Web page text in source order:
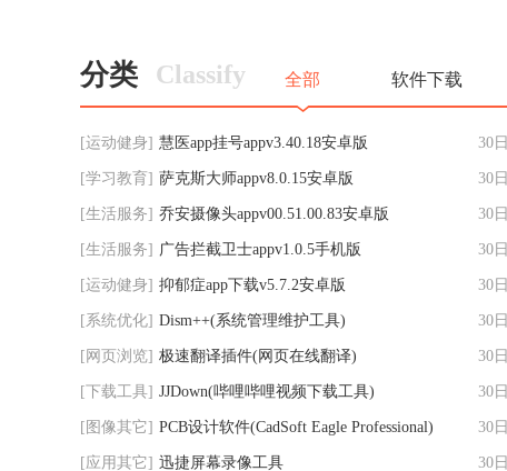
拍照翻译，让翻译
航、备降等各种
分类 Classify 全部 软件下载
30日
[运动健身] 慧医app挂号appv3.40.18安卓版
30日
[学习教育] 萨克斯大师appv8.0.15安卓版
30日
[生活服务] 乔安摄像头appv00.51.00.83安卓版
30日
[生活服务] 广告拦截卫士appv1.0.5手机版
30日
[运动健身] 抑郁症app下载v5.7.2安卓版
30日
[系统优化] Dism++(系统管理维护工具)
30日
[ 网页浏览] 极速翻译插件(网页在线翻译)
30日
[下载工具] JJDown(哔哩哔哩视频下载工具)
30日
[ 图像其它] PCB设计软件(CadSoft Eagle Professional)
30日
[应用其它] 迅捷屏幕录像工具